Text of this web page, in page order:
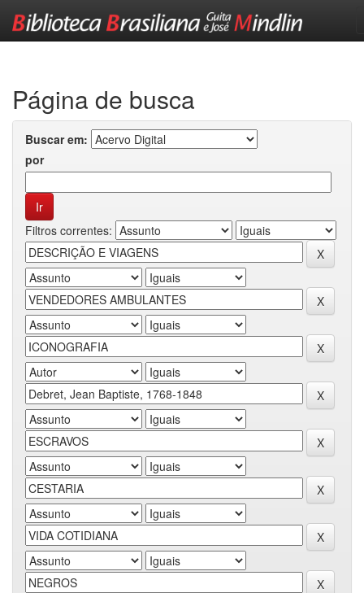
Página de busca
Buscar em:
por
Filtros correntes: